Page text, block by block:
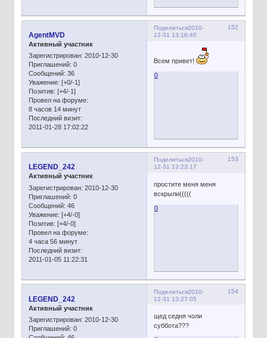
Поделиться 152
2010-
12-31 13:16:40
AgentMVD
Активный участник
Зарегистрирован: 2010-12-30
Приглашений: 0
Сообщений: 36
Уважение: [+0/-1]
Позитив: [+4/-1]
Провел на форуме:
8 часов 14 минут
Последний визит:
2011-01-28 17:02:22
Всем привет!
0
Поделиться 153
2010-
12-31 13:23:17
LEGEND_242
Активный участник
Зарегистрирован: 2010-12-30
Приглашений: 0
Сообщений: 46
Уважение: [+4/-0]
Позитив: [+4/-0]
Провел на форуме:
4 часа 56 минут
Последний визит:
2011-01-05 11:22:31
простите меня меня
вскрыли(((((
0
Поделиться 154
2010-
12-31 13:27:05
LEGEND_242
Активный участник
Зарегистрирован: 2010-12-30
Приглашений: 0
щед седня чоли
суббота???